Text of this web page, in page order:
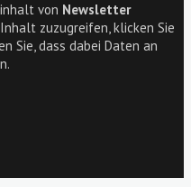
von Newsletter
zuzugreifen, klicken Sie
Sie, dass dabei Daten an